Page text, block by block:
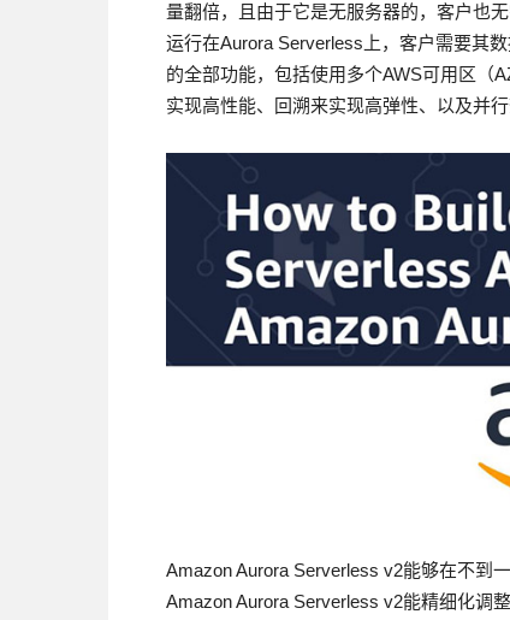
量翻倍，且由于它是无服务器的，客户也
运行在Aurora Serverless上，客户需要其
的全部功能，包括使用多个AWS可用区（
实现高性能、回溯来实现高弹性、以及并行
Amazon Aurora Serverless v2能够在不到
Amazon Aurora Serverless v2能精细化调